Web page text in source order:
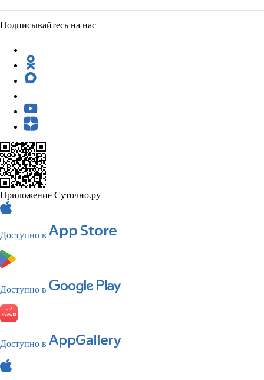
Подписывайтесь на нас
Приложение Суточно.ру
Доступно в
Доступно в
Доступно в